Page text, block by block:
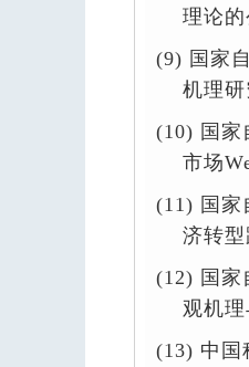
理论
(9) 国家
机理
(10) 国
市场
(11) 国
济转
(12) 国
观机
(13) 中国